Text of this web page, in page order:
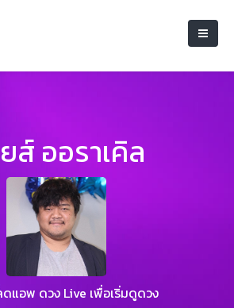
ส์ ออราเคิล
ดแอพ ดวง Live เพื่อเริ่มดูดวง